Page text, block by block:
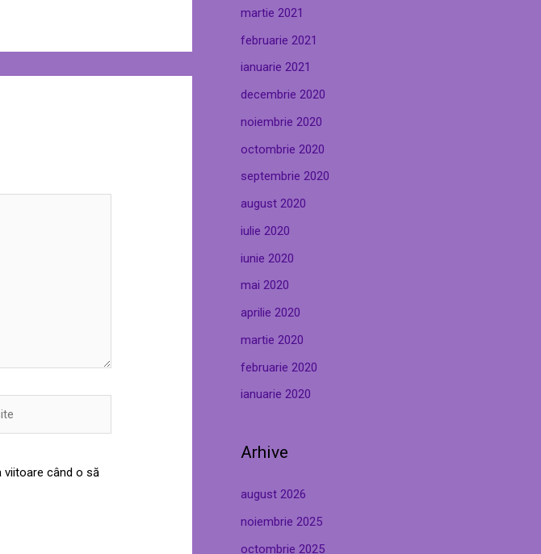
viitoare când o să
martie 2021
februarie 2021
ianuarie 2021
decembrie 2020
noiembrie 2020
octombrie 2020
septembrie 2020
august 2020
iulie 2020
iunie 2020
mai 2020
aprilie 2020
martie 2020
februarie 2020
ianuarie 2020
Arhive
august 2026
noiembrie 2025
octombrie 2025